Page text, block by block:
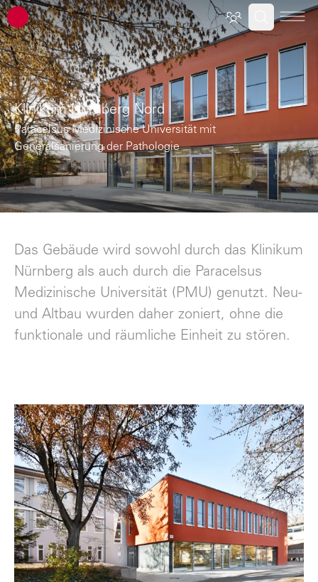
ATP Architekten Ingenieure
Klinikum Nürnberg Nord
Paracelsus Medizinische Universität mit
Generalsanierung der Pathologie
Das Gebäude wird sowohl durch das Klinikum
Nürnberg als auch durch die Paracelsus
Medizinische Universität (PMU) genutzt. Neu-
und Altbau wurden daher zoniert, ohne die
funktionale und räumliche Einheit zu stören.